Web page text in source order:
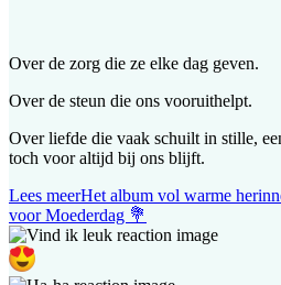
Over de zorg die ze elke dag geven.
Over de steun die ons vooruithelpt.
Over liefde die vaak schuilt in stille,
toch voor altijd bij ons blijft.
Lees meerHet album vol warme
voor Moederdag 💐